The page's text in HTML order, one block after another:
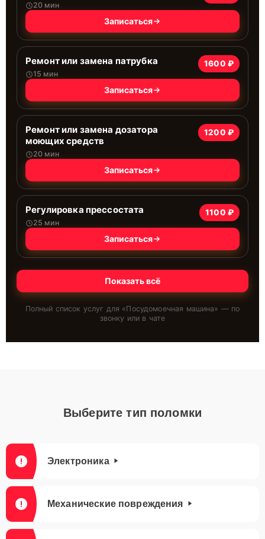
20 мин
Записаться
Ремонт или замена патрубка
15 мин
1600 ₽
Записаться
Ремонт или замена дозатора
моющих средств
20 мин
1200 ₽
Записаться
Регулировка прессостата
25 мин
1100 ₽
Записаться
Показать всё
Полный список услуг для «Посудомоечная машина» — по
звонку или в чате
Выберите тип поломки
Электроника
Механические повреждения